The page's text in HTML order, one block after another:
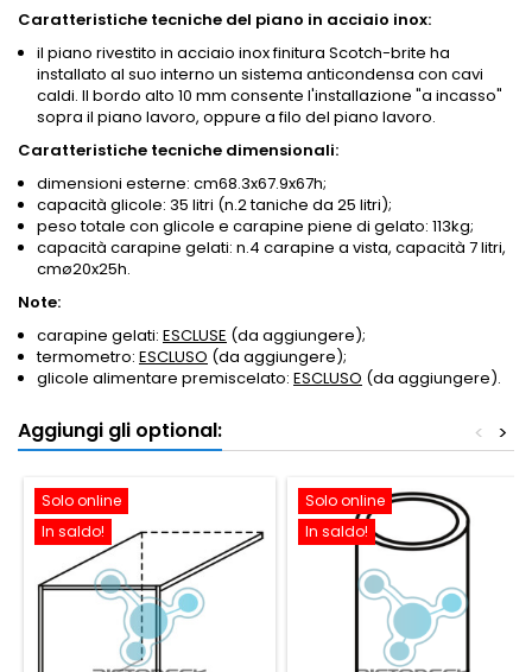
Caratteristiche tecniche del piano in acciaio inox:
il piano rivestito in acciaio inox finitura Scotch-brite ha
installato al suo interno un sistema anticondensa con cavi
caldi. Il bordo alto 10 mm consente l'installazione "a incasso"
sopra il piano lavoro, oppure a filo del piano lavoro.
Caratteristiche tecniche dimensionali:
dimensioni esterne: cm68.3x67.9x67h;
capacità glicole: 35 litri (n.2 taniche da 25 litri);
peso totale con glicole e carapine piene di gelato: 113kg;
capacità carapine gelati: n.4 carapine a vista, capacità 7 litri,
cmø20x25h.
Note:
carapine gelati: ESCLUSE (da aggiungere);
termometro: ESCLUSO (da aggiungere);
glicole alimentare premiscelato: ESCLUSO (da aggiungere).
Aggiungi gli optional: >
<
Solo online
In saldo!
Solo online
In saldo!